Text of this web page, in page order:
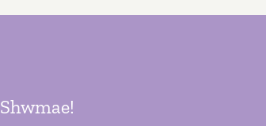
Shwmae!